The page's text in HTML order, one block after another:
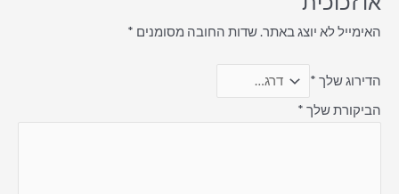
האימייל לא יוצג באתר.שדות החובה מסומנים *
הדירוג שלך *
הביקורת שלך *